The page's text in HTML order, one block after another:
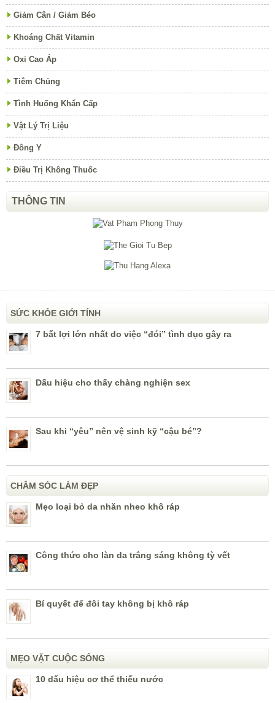
Giảm Cân / Giảm Béo
Khoáng Chất Vitamin
Oxi Cao Áp
Tiêm Chủng
Tình Huống Khẩn Cấp
Vật Lý Trị Liệu
Đông Y
Điều Trị Không Thuốc
THÔNG TIN
SỨC KHỎE GIỚI TÍNH
7 bất lợi lớn nhất do việc “đói” tình dục gây ra
Dấu hiệu cho thấy chàng nghiện sex
Sau khi “yêu” nên vệ sinh kỹ “cậu bé”?
CHĂM SÓC LÀM ĐẸP
Mẹo loại bỏ da nhăn nheo khô ráp
Công thức cho làn da trắng sáng không tỳ vết
Bí quyết để đôi tay không bị khô ráp
MẸO VẶT CUỘC SỐNG
10 dấu hiệu cơ thể thiếu nước